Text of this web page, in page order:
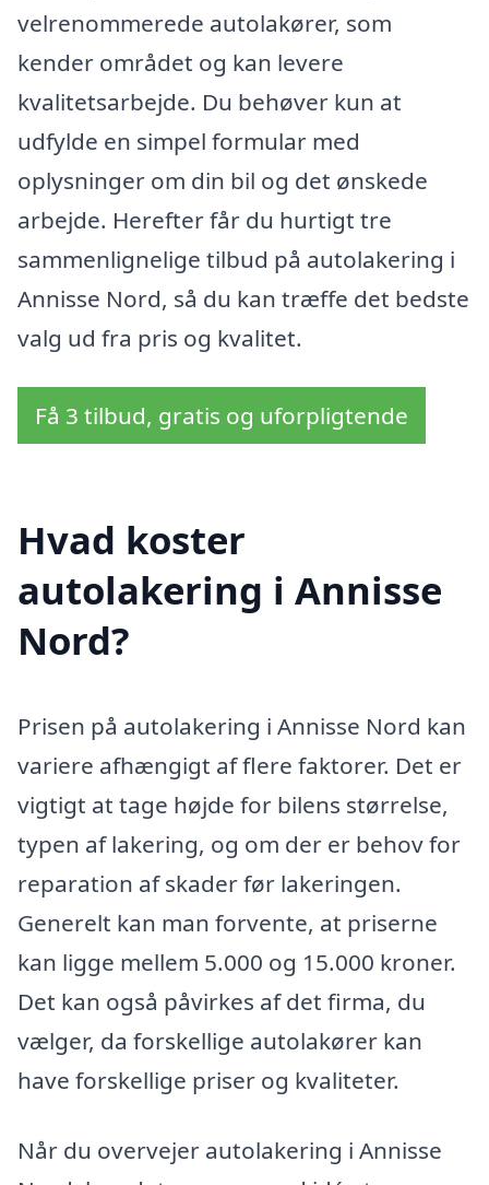
velrenommerede autolakører, som
kender området og kan levere
kvalitetsarbejde. Du behøver kun at
udfylde en simpel formular med
oplysninger om din bil og det ønskede
arbejde. Herefter får du hurtigt tre
sammenlignelige tilbud på autolakering i
Annisse Nord, så du kan træffe det bedste
valg ud fra pris og kvalitet.
Få 3 tilbud, gratis og uforpligtende
Hvad koster
autolakering i Annisse
Nord?
Prisen på autolakering i Annisse Nord kan
variere afhængigt af flere faktorer. Det er
vigtigt at tage højde for bilens størrelse,
typen af lakering, og om der er behov for
reparation af skader før lakeringen.
Generelt kan man forvente, at priserne
kan ligge mellem 5.000 og 15.000 kroner.
Det kan også påvirkes af det firma, du
vælger, da forskellige autolakører kan
have forskellige priser og kvaliteter.
Når du overvejer autolakering i Annisse